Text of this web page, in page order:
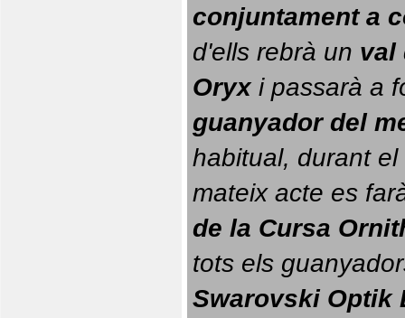
conjuntament a
d'ells rebrà un val
Oryx i passarà a
guanyador del
habitual, durant el
mateix acte es
de la Cursa
tots els
Swarovski Optik